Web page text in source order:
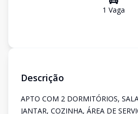
1 Vaga
Descrição
APTO COM 2 DORMITÓRIOS,
JANTAR, COZINHA, ÁREA DE